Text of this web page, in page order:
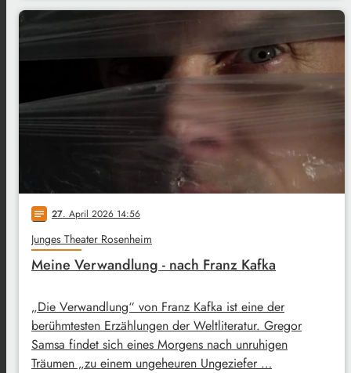
notes 27. April 2026 14:56
Junges Theater Rosenheim
Meine Verwandlung - nach Franz Kafka
„Die Verwandlung“ von Franz Kafka ist eine der
berühmtesten Erzählungen der Weltliteratur. Gregor
Samsa findet sich eines Morgens nach unruhigen
Träumen „zu einem ungeheuren Ungeziefer …